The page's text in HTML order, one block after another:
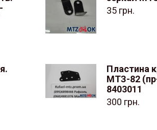
35 грн.
Пластина
МТЗ-82
8403011
300 грн.